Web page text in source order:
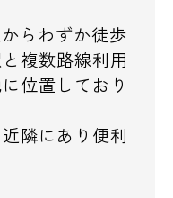
らわずか徒歩
複数路線利用
位置しており
隣にあり便利